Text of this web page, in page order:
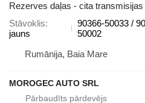
Rezerves daļas - cita
Stāvoklis
jauns
90366-50033 /
50002
Rumānija, Baia Mare
MOROGEC AUTO SRL